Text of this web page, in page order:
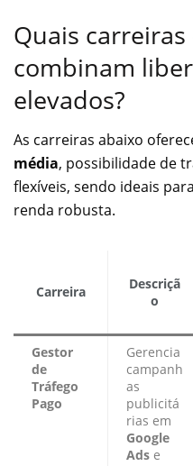
Quais
combinam
elevados?
As carreiras abaixo
média, possibilidade de
flexíveis, sendo ideais
renda robusta.
Carreira
Descriçã
o
Gestor
de
Tráfego
Pago
Gerencia
campanh
as
publicitá
rias em
Google
Ads e